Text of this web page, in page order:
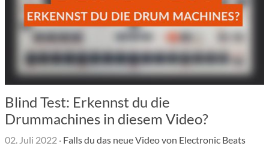
Blind Test: Erkennst du die
Drummachines in diesem Video?
02. Juli 2022 · Falls du das neue Video von Electronic Beats